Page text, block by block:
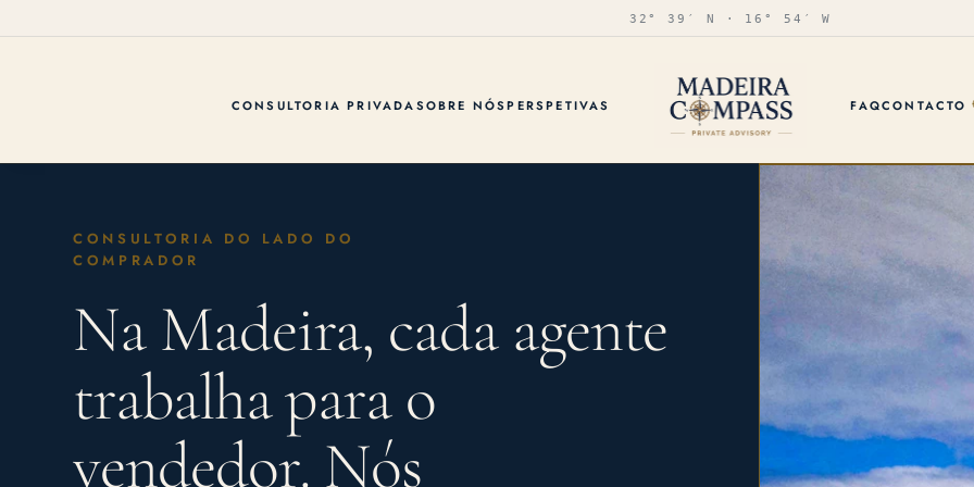
32° 39′ N · 16° 54′ W
CONSULTORIA PRIVADASOBRE NÓSPERSPETIVAS FAQCONTACTO
CONSULTORIA DO LADO DO
COMPRADOR
Na Madeira, cada agente
trabalha para o
vendedor. Nós